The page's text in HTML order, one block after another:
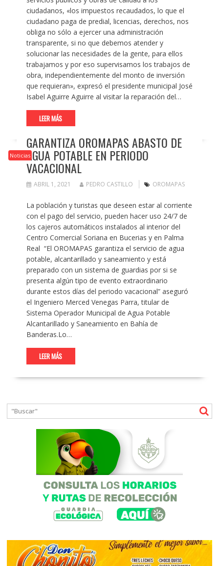
ciudadanos, «los impuestos recaudados, lo que el
ciudadano paga de predial, licencias, derechos, nos
obliga no sólo a ejercer una administración
transparente, si no que debemos atender y
solucionar las necesidades de la gente, para ellos
trabajamos y por eso supervisamos los trabajos de
obra, independientemente del monto de inversión
que requieran», expresó el presidente municipal José
Isabel Aguirre Aguirre al visitar la reparación del…
LEER MÁS
Noticias
GARANTIZA OROMAPAS ABASTO DE
AGUA POTABLE EN PERIODO
VACACIONAL
ABRIL 1, 2021 PEDRO CASTILLO OROMAPAS
La población y turistas que deseen estar al corriente
con el pago del servicio, pueden hacer uso 24/7 de
los cajeros automáticos instalados al interior del
Centro Comercial Soriana en Bucerias y en Palma
Real “El OROMAPAS garantiza el servicio de agua
potable, alcantarillado y saneamiento y está
preparado con un sistema de guardias por si se
presenta algún tipo de evento extraordinario
durante estos días del periodo vacacional” aseguró
el Ingeniero Merced Venegas Parra, titular de
Sistema Operador Municipal de Agua Potable
Alcantarillado y Saneamiento en Bahía de
Banderas.Lo…
LEER MÁS